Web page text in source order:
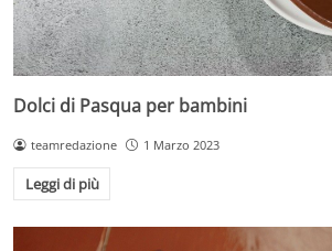
Dolci di Pasqua per bambini
teamredazione 1 Marzo 2023
Leggi di più